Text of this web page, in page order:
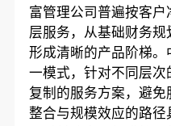
富管理公司普遍按客
层服务，从基础财务
形成清晰的产品阶梯
一模式，针对不同层次
复制的服务方案，避
整合与规模效应的路